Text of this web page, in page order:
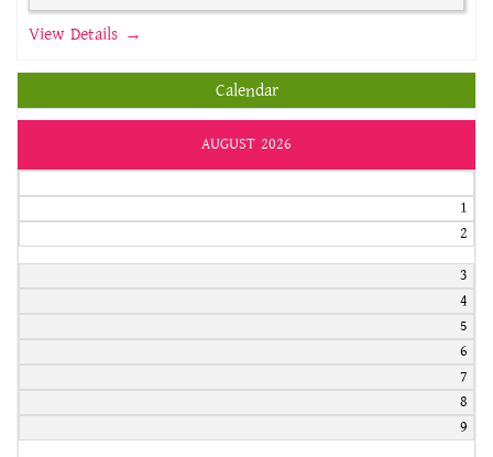
View Details →
Calendar
AUGUST 2026
1
2
3
4
5
6
7
8
9